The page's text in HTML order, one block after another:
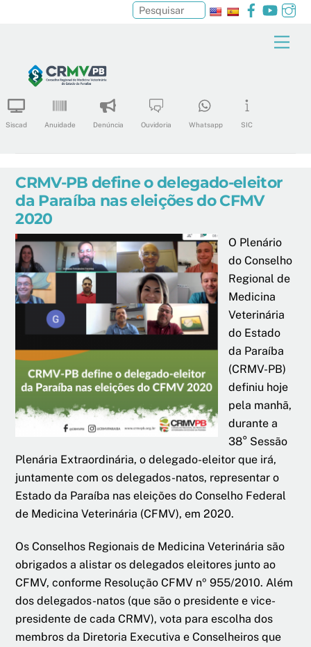
content
Facebook
Siscad Anuidade Denúncia Ouvidoria Whatsapp SIC
Pesquisar
CRMV-PB define o delegado-eleitor
da Paraíba nas eleições do CFMV
2020
O Plenário
do Conselho
Regional de
Medicina
Veterinária
do Estado
da Paraíba
(CRMV-PB)
definiu hoje
pela manhã,
durante a
38° Sessão
Plenária Extraordinária, o delegado-eleitor que irá,
juntamente com os delegados-natos, representar o
Estado da Paraíba nas eleições do Conselho Federal
de Medicina Veterinária (CFMV), em 2020.
Os Conselhos Regionais de Medicina Veterinária são
obrigados a alistar os delegados eleitores junto ao
CFMV, conforme Resolução CFMV nº 955/2010. Além
dos delegados-natos (que são o presidente e vice-
presidente de cada CRMV), vota para escolha dos
membros da Diretoria Executiva e Conselheiros que